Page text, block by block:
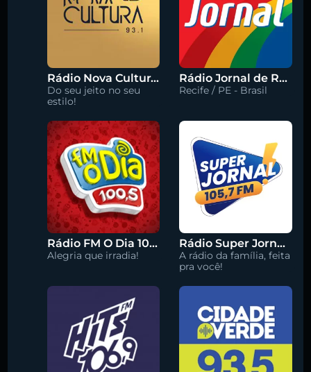
Rádio Nova Cultura 93.1 FM
Do seu jeito no seu
estilo!
Rádio Jornal de Recife 90.3 FM
Recife / PE - Brasil
Rádio FM O Dia 100.5
Alegria que irradia!
Rádio Super Jornal 105.7 FM
A rádio da família, feita
pra você!